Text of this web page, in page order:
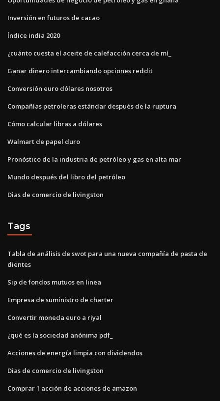
Inversión en futuros de cacao
Índice india 2020
¿cuánto cuesta el aceite de calefacción cerca de mí_
Ganar dinero intercambiando opciones reddit
Conversión euro dólares nosotros
Compañías petroleras estándar después de la ruptura
Cómo calcular libras a dólares
Walmart de papel duro
Pronóstico de la industria de petróleo y gas en alta mar
Mundo después del libro del petróleo
Dias de comercio de livingston
Tags
Tabla de análisis de swot para una nueva compañía de pasta de
dientes
Sip de fondos mutuos en linea
Empresa de suministro de charter
Convertir moneda euro a riyal
¿qué es la sociedad anónima pdf_
Acciones de energía limpia con dividendos
Dias de comercio de livingston
Comprar 1 acción de acciones de amazon